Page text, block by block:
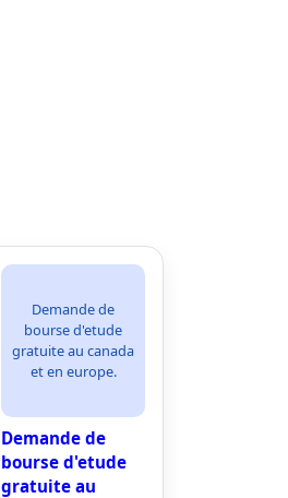
Demande de
bourse d'etude
gratuite au canada
et en europe.
Demande de
bourse d'etude
gratuite au